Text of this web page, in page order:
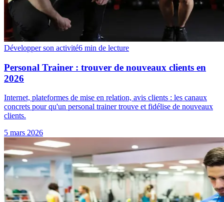
Développer son activité6 min de lecture
Personal Trainer : trouver de nouveaux clients en
2026
Internet, plateformes de mise en relation, avis clients : les canaux
concrets pour qu'un personal trainer trouve et fidélise de nouveaux
clients.
5 mars 2026